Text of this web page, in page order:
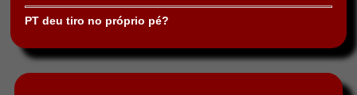
PT deu tiro no próprio pé?